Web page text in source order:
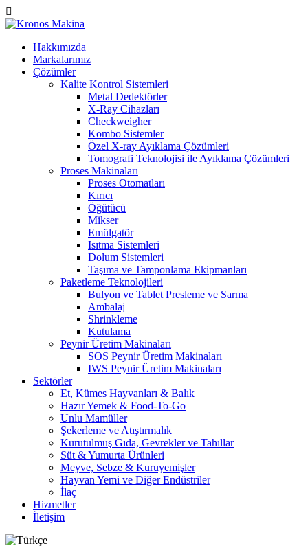
Hakkımızda
Markalarımız
Çözümler
Kalite Kontrol Sistemleri
Metal Dedektörler
X-Ray Cihazları
Checkweigher
Kombo Sistemler
Özel X-ray Ayıklama Çözümleri
Tomografi Teknolojisi ile Ayıklama Çözümleri
Proses Makinaları
Proses Otomatları
Kırıcı
Öğütücü
Mikser
Emülgatör
Isıtma Sistemleri
Dolum Sistemleri
Taşıma ve Tamponlama Ekipmanları
Paketleme Teknolojileri
Bulyon ve Tablet Presleme ve Sarma
Ambalaj
Shrinkleme
Kutulama
Peynir Üretim Makinaları
SOS Peynir Üretim Makinaları
IWS Peynir Üretim Makinaları
Sektörler
Et, Kümes Hayvanları & Balık
Hazır Yemek & Food-To-Go
Unlu Mamüller
Şekerleme ve Atıştırmalık
Kurutulmuş Gıda, Gevrekler ve Tahıllar
Süt & Yumurta Ürünleri
Meyve, Sebze & Kuruyemişler
Hayvan Yemi ve Diğer Endüstriler
İlaç
Hizmetler
İletişim